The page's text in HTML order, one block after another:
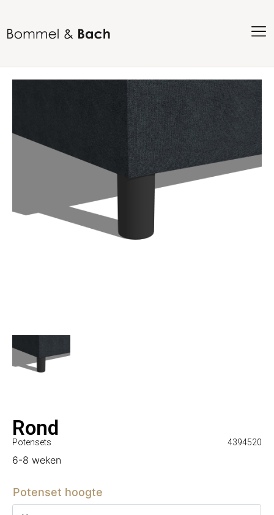
Rond
Potensets 4394520
6-8 weken
Potenset hoogte